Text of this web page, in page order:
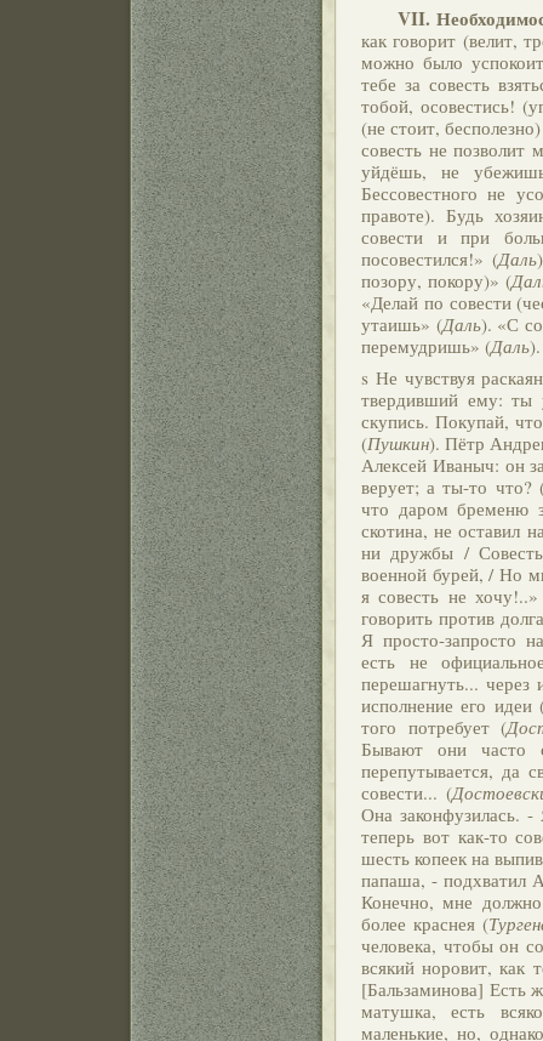
VII.
как говорит (велит,
можно было
тебе за совесть
тобой, осовестись!
(не стоит,
совесть не позволит
уйдёшь, не
Бессовестного не
правоте). Будь
совести и при
посовестился!» (Даль
позору, покору)» (
«Делай по совести
утаишь» (Даль). «С
перемудришь» (Даль).
s Не чувствуя
твердивший ему: ты
скупись. Покупай,
(Пушкин). Пётр
Алексей Иваныч: он
верует; а ты-то что?
что даром бременю
скотина, не оставил
ни дружбы /
военной бурей, / Но
я совесть не
говорить против
Я просто-запросто
есть не
перешагнуть... через
исполнение его идеи
того потребует (
Бывают они часто
перепутывается, да
совести... (
Она законфузилась.
теперь вот как-то
шесть копеек на
папаша, - подхватил
Конечно, мне
более краснея (
человека, чтобы он
всякий норовит, как
[Бальзаминова] Есть
матушка, есть
маленькие, но,